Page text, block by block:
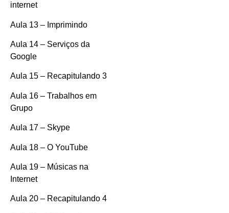
internet
Aula 13 – Imprimindo
Aula 14 – Serviços da
Google
Aula 15 – Recapitulando 3
Aula 16 – Trabalhos em
Grupo
Aula 17 – Skype
Aula 18 – O YouTube
Aula 19 – Músicas na
Internet
Aula 20 – Recapitulando 4